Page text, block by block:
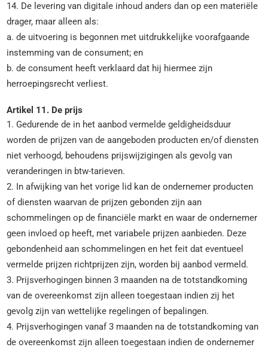
14. De levering van digitale inhoud anders dan op een materiële
drager, maar alleen als:
a. de uitvoering is begonnen met uitdrukkelijke voorafgaande
instemming van de consument; en
b. de consument heeft verklaard dat hij hiermee zijn
herroepingsrecht verliest.
Artikel 11. De prijs
1. Gedurende de in het aanbod vermelde geldigheidsduur
worden de prijzen van de aangeboden producten en/of diensten
niet verhoogd, behoudens prijswijzigingen als gevolg van
veranderingen in btw-tarieven.
2. In afwijking van het vorige lid kan de ondernemer producten
of diensten waarvan de prijzen gebonden zijn aan
schommelingen op de financiële markt en waar de ondernemer
geen invloed op heeft, met variabele prijzen aanbieden. Deze
gebondenheid aan schommelingen en het feit dat eventueel
vermelde prijzen richtprijzen zijn, worden bij aanbod vermeld.
3. Prijsverhogingen binnen 3 maanden na de totstandkoming
van de overeenkomst zijn alleen toegestaan indien zij het
gevolg zijn van wettelijke regelingen of bepalingen.
4. Prijsverhogingen vanaf 3 maanden na de totstandkoming van
de overeenkomst zijn alleen toegestaan indien de ondernemer